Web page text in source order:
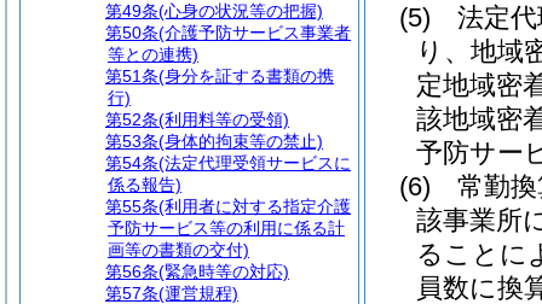
(5)
法定
り、地域
定地域密
該地域密
予防サー
(6)
常勤
該事業所
ることに
員数に換
第49条(心身の状況等の把握)
第50条(介護予防サービス事業者
等との連携)
第51条(身分を証する書類の携
行)
第52条(利用料等の受領)
第53条(身体的拘束等の禁止)
第54条(法定代理受領サービスに
係る報告)
第55条(利用者に対する指定介護
予防サービス等の利用に係る計
画等の書類の交付)
第56条(緊急時等の対応)
第57条(運営規程)